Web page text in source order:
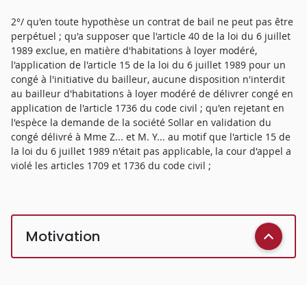
2°/ qu'en toute hypothèse un contrat de bail ne peut pas être
perpétuel ; qu'a supposer que l'article 40 de la loi du 6 juillet
1989 exclue, en matière d'habitations à loyer modéré,
l'application de l'article 15 de la loi du 6 juillet 1989 pour un
congé à l'initiative du bailleur, aucune disposition n'interdit
au bailleur d'habitations à loyer modéré de délivrer congé en
application de l'article 1736 du code civil ; qu'en rejetant en
l'espèce la demande de la société Sollar en validation du
congé délivré à Mme Z... et M. Y... au motif que l'article 15 de
la loi du 6 juillet 1989 n'était pas applicable, la cour d'appel a
violé les articles 1709 et 1736 du code civil ;
Motivation